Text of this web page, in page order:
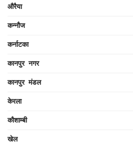
औरैया
कन्नौज
कर्नाटका
कानपुर नगर
कानपुर मंडल
केरला
कौशाम्बी
खेल